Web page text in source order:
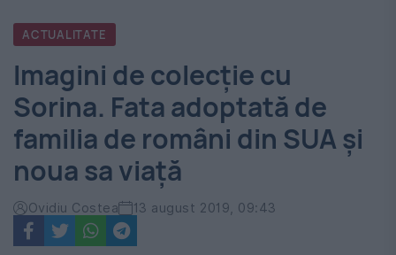
România
Evenimentul
Zilei
ACTUALITATE
Imagini de colecție cu
Sorina. Fata adoptată de
familia de români din SUA și
noua sa viață
Ovidiu Costea 13 august 2019, 09:43